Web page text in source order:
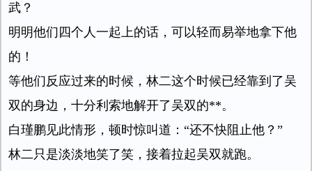
武？
明明他们四个人一起上的话，可以轻而易举地拿下他
的！
等他们反应过来的时候，林二这个时候已经靠到了吴
双的身边，十分利索地解开了吴双的**。
白瑾鹏见此情形，顿时惊叫道：“还不快阻止他？”
林二只是淡淡地笑了笑，接着拉起吴双就跑。